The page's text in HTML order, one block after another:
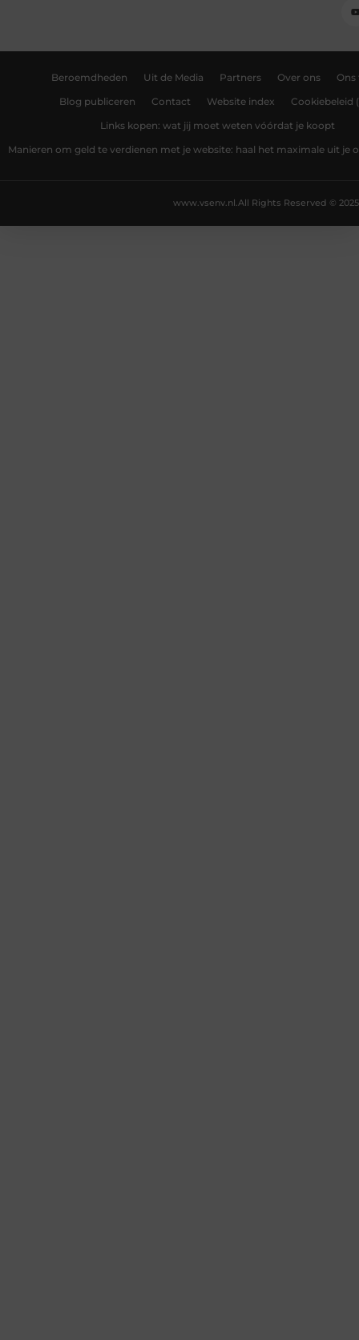
Beroemdheden Uit de Media Partners Over ons Ons
Blog publiceren Contact Website index Cookiebeleid
Links kopen: wat jij moet weten vóórdat je koopt
Manieren om geld te verdienen met je website: haal het maximale uit je
All Rights Reserved © 2025
www.vsenv.nl.